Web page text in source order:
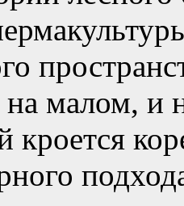
малом, и